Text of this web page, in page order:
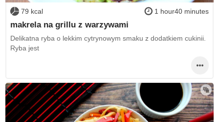
79 kcal 1 hour40 minutes
makrela na grillu z warzywami
Delikatna ryba o lekkim cytrynowym smaku z dodatkiem cukinii.
Ryba jest